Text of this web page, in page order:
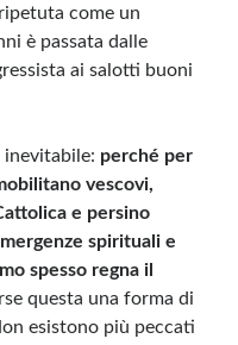
comunque cancellati quelli
di terzi, di genere spam,
al rispetto delle norme sulla
tratte da Internet e, pertanto,
violasse eventuali
dei siti collegati
come un
è passata dalle
ai salotti buoni
inevitabile: perché per
vescovi,
e persino
spirituali e
spesso regna il
questa una forma di
esistono più peccati